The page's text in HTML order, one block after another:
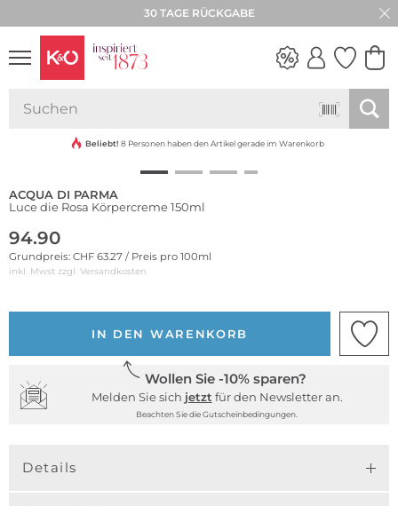
30 TAGE RÜCKGABE
VIBES
Beliebt! 8 Personen haben den Artikel gerade im Warenkorb
ACQUA DI PARMA
Luce die Rosa Körpercreme 150ml
94.90
Grundpreis: CHF 63.27 / Preis pro 100ml
inkl. Mwst zzgl. Versandkosten
IN DEN WARENKORB
Wollen Sie -10% sparen?
Melden Sie sich jetzt für den Newsletter an.
Beachten Sie die Gutscheinbedingungen.
Details